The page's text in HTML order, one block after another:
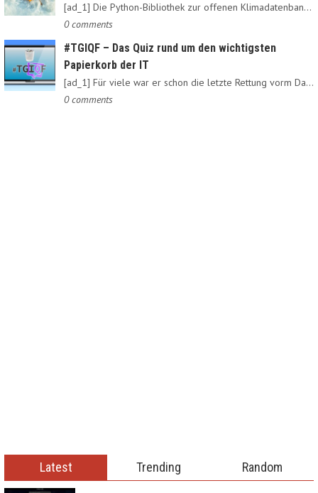
[ad_1] Die Python-Bibliothek zur offenen Klimadatenbank Meteostat…
0 comments
#TGIQF – Das Quiz rund um den wichtigsten
Papierkorb der IT
[ad_1] Für viele war er schon die letzte Rettung vorm Daten-Nirvana:…
0 comments
Latest Trending Random